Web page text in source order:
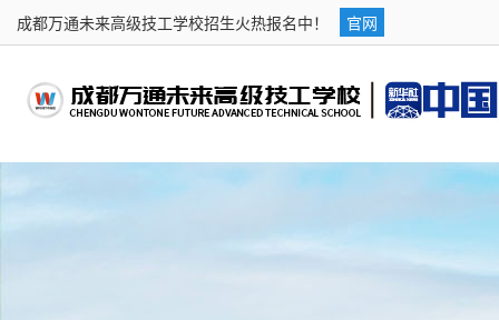
成都万通未来高级技工学校招生火热报名中！ 官网